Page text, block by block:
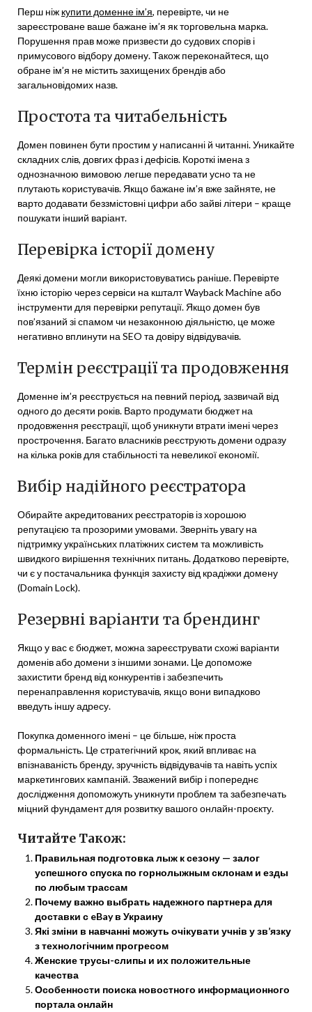
Перш ніж купити доменне ім’я, перевірте, чи не
зареєстроване ваше бажане ім’я як торговельна марка.
Порушення прав може призвести до судових спорів і
примусового відбору домену. Також переконайтеся, що
обране ім’я не містить захищених брендів або
загальновідомих назв.
Простота та читабельність
Домен повинен бути простим у написанні й читанні. Уникайте
складних слів, довгих фраз і дефісів. Короткі імена з
однозначною вимовою легше передавати усно та не
плутають користувачів. Якщо бажане ім’я вже зайняте, не
варто додавати беззмістовні цифри або зайві літери – краще
пошукати інший варіант.
Перевірка історії домену
Деякі домени могли використовуватись раніше. Перевірте
їхню історію через сервіси на кшталт Wayback Machine або
інструменти для перевірки репутації. Якщо домен був
пов’язаний зі спамом чи незаконною діяльністю, це може
негативно вплинути на SEO та довіру відвідувачів.
Термін реєстрації та продовження
Доменне ім’я реєструється на певний період, зазвичай від
одного до десяти років. Варто продумати бюджет на
продовження реєстрації, щоб уникнути втрати імені через
прострочення. Багато власників реєструють домени одразу
на кілька років для стабільності та невеликої економії.
Вибір надійного реєстратора
Обирайте акредитованих реєстраторів із хорошою
репутацією та прозорими умовами. Зверніть увагу на
підтримку українських платіжних систем та можливість
швидкого вирішення технічних питань. Додатково перевірте,
чи є у постачальника функція захисту від крадіжки домену
(Domain Lock).
Резервні варіанти та брендинг
Якщо у вас є бюджет, можна зареєструвати схожі варіанти
доменів або домени з іншими зонами. Це допоможе
захистити бренд від конкурентів і забезпечить
перенаправлення користувачів, якщо вони випадково
введуть іншу адресу.
Покупка доменного імені – це більше, ніж проста
формальність. Це стратегічний крок, який впливає на
впізнаваність бренду, зручність відвідувачів та навіть успіх
маркетингових кампаній. Зважений вибір і попереднє
дослідження допоможуть уникнути проблем та забезпечать
міцний фундамент для розвитку вашого онлайн-проєкту.
Читайте Також:
Правильная подготовка лыж к сезону — залог
успешного спуска по горнолыжным склонам и езды
по любым трассам
Почему важно выбрать надежного партнера для
доставки с eBay в Украину
Які зміни в навчанні можуть очікувати учнів у зв’язку
з технологічним прогресом
Женские трусы-слипы и их положительные
качества
Особенности поиска новостного информационного
портала онлайн